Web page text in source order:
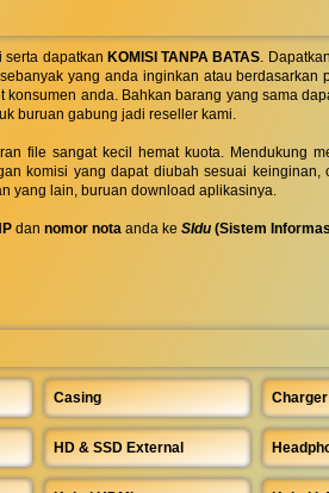
serta dapatkan KOMISI TANPA BATAS. Dapatkan
yang anda inginkan atau berdasarkan
konsumen anda. Bahkan barang yang sama
buruan gabung jadi reseller kami.
file sangat kecil hemat kuota. Mendukung
komisi yang dapat diubah sesuai keinginan,
yang lain, buruan download aplikasinya.
dan nomor nota anda ke SIdu (Sistem
Casing
HD & SSD External